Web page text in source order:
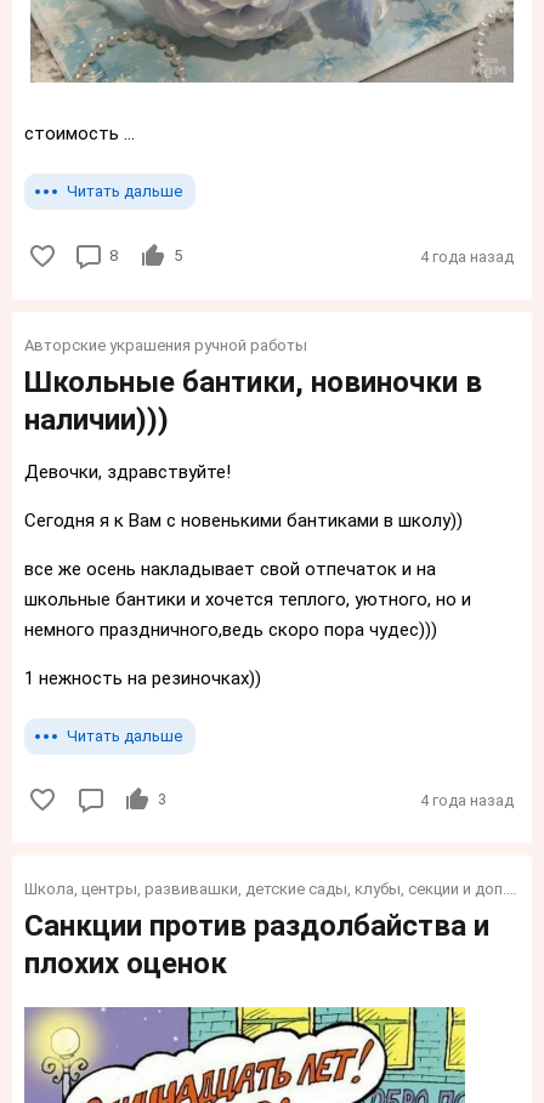
стоимость ...
Читать дальше
8 5 4 года назад
Авторские украшения ручной работы
Школьные бантики, новиночки в
наличии)))
Девочки, здравствуйте!
Сегодня я к Вам с новенькими бантиками в школу))
все же осень накладывает свой отпечаток и на
школьные бантики и хочется теплого, уютного, но и
немного праздничного,ведь скоро пора чудес)))
1 нежность на резиночках))
Читать дальше
3 4 года назад
Школа, центры, развивашки, детские сады, клубы, секции и доп. образование и обучение для детей
Санкции против раздолбайства и
плохих оценок